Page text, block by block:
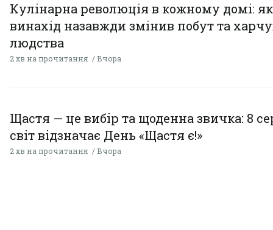
Кулінарна революція в кожному домі:
винахід назавжди змінив побут та
людства
2 хв на прочитання Вчора
Щастя — це вибір та щоденна звичка: 8
світ відзначає День «Щастя є!»
2 хв на прочитання Вчора